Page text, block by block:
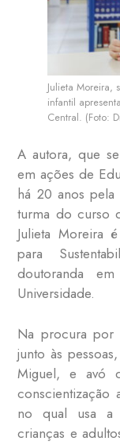
Julieta Moreira,
infantil
Central. (Foto:
A autora, que
em ações de
há 20 anos
turma do curso
Julieta Moreira
para
doutoranda
Universidade.
Na procura por
junto às
Miguel, e avó
conscientização
no qual usa a
crianças e